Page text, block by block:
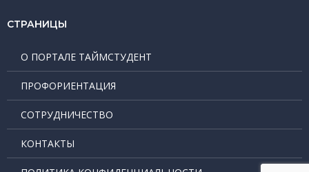
СТРАНИЦЫ
О ПОРТАЛЕ ТАЙМСТУДЕНТ
ПРОФОРИЕНТАЦИЯ
СОТРУДНИЧЕСТВО
КОНТАКТЫ